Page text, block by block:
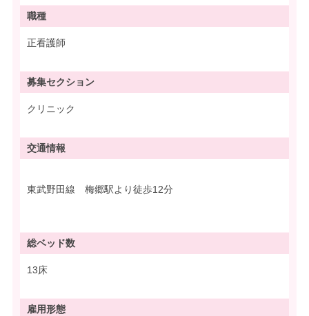
職種
正看護師
募集セクション
クリニック
交通情報
東武野田線 梅郷駅より徒歩12分
総ベッド数
13床
雇用形態